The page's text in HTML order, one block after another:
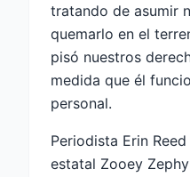
tratando de asumir
quemarlo en el
pisó nuestros
medida que él
personal.
Periodista Erin
estatal Zooey